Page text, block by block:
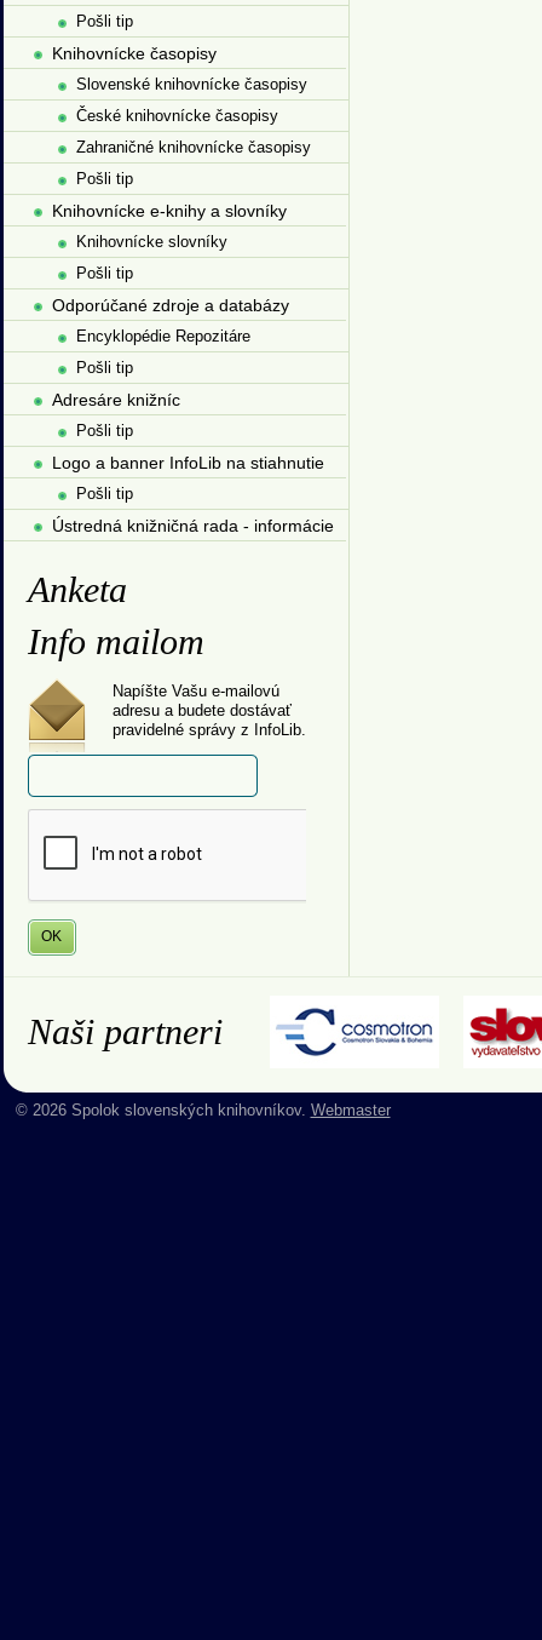
Pošli tip
Knihovnícke časopisy
Slovenské knihovnícke časopisy
České knihovnícke časopisy
Zahraničné knihovnícke časopisy
Pošli tip
Knihovnícke e-knihy a slovníky
Knihovnícke slovníky
Pošli tip
Odporúčané zdroje a databázy
Encyklopédie Repozitáre
Pošli tip
Adresáre knižníc
Pošli tip
Logo a banner InfoLib na stiahnutie
Pošli tip
Ústredná knižničná rada - informácie
Anketa
Info mailom
Napíšte Vašu e-mailovú
adresu a budete dostávať
pravidelné správy z InfoLib.
Naši partneri
© 2026 Spolok slovenských knihovníkov. Webmaster